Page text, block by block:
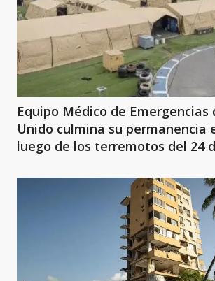
Equipo Médico de Emergencias
Unido culmina su permanencia
luego de los terremotos del 24